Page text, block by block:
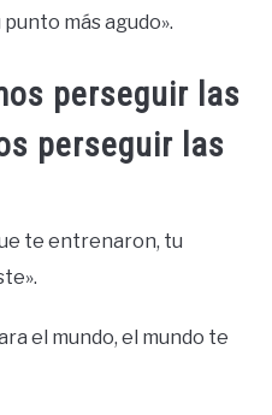
más agudo».
perseguir las
perseguir las
te entrenaron, tu
el mundo, el mundo te